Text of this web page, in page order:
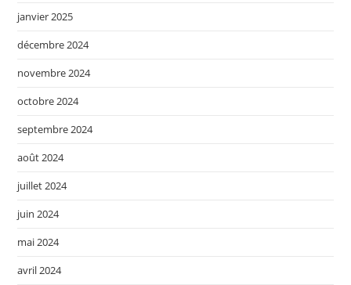
janvier 2025
décembre 2024
novembre 2024
octobre 2024
septembre 2024
août 2024
juillet 2024
juin 2024
mai 2024
avril 2024